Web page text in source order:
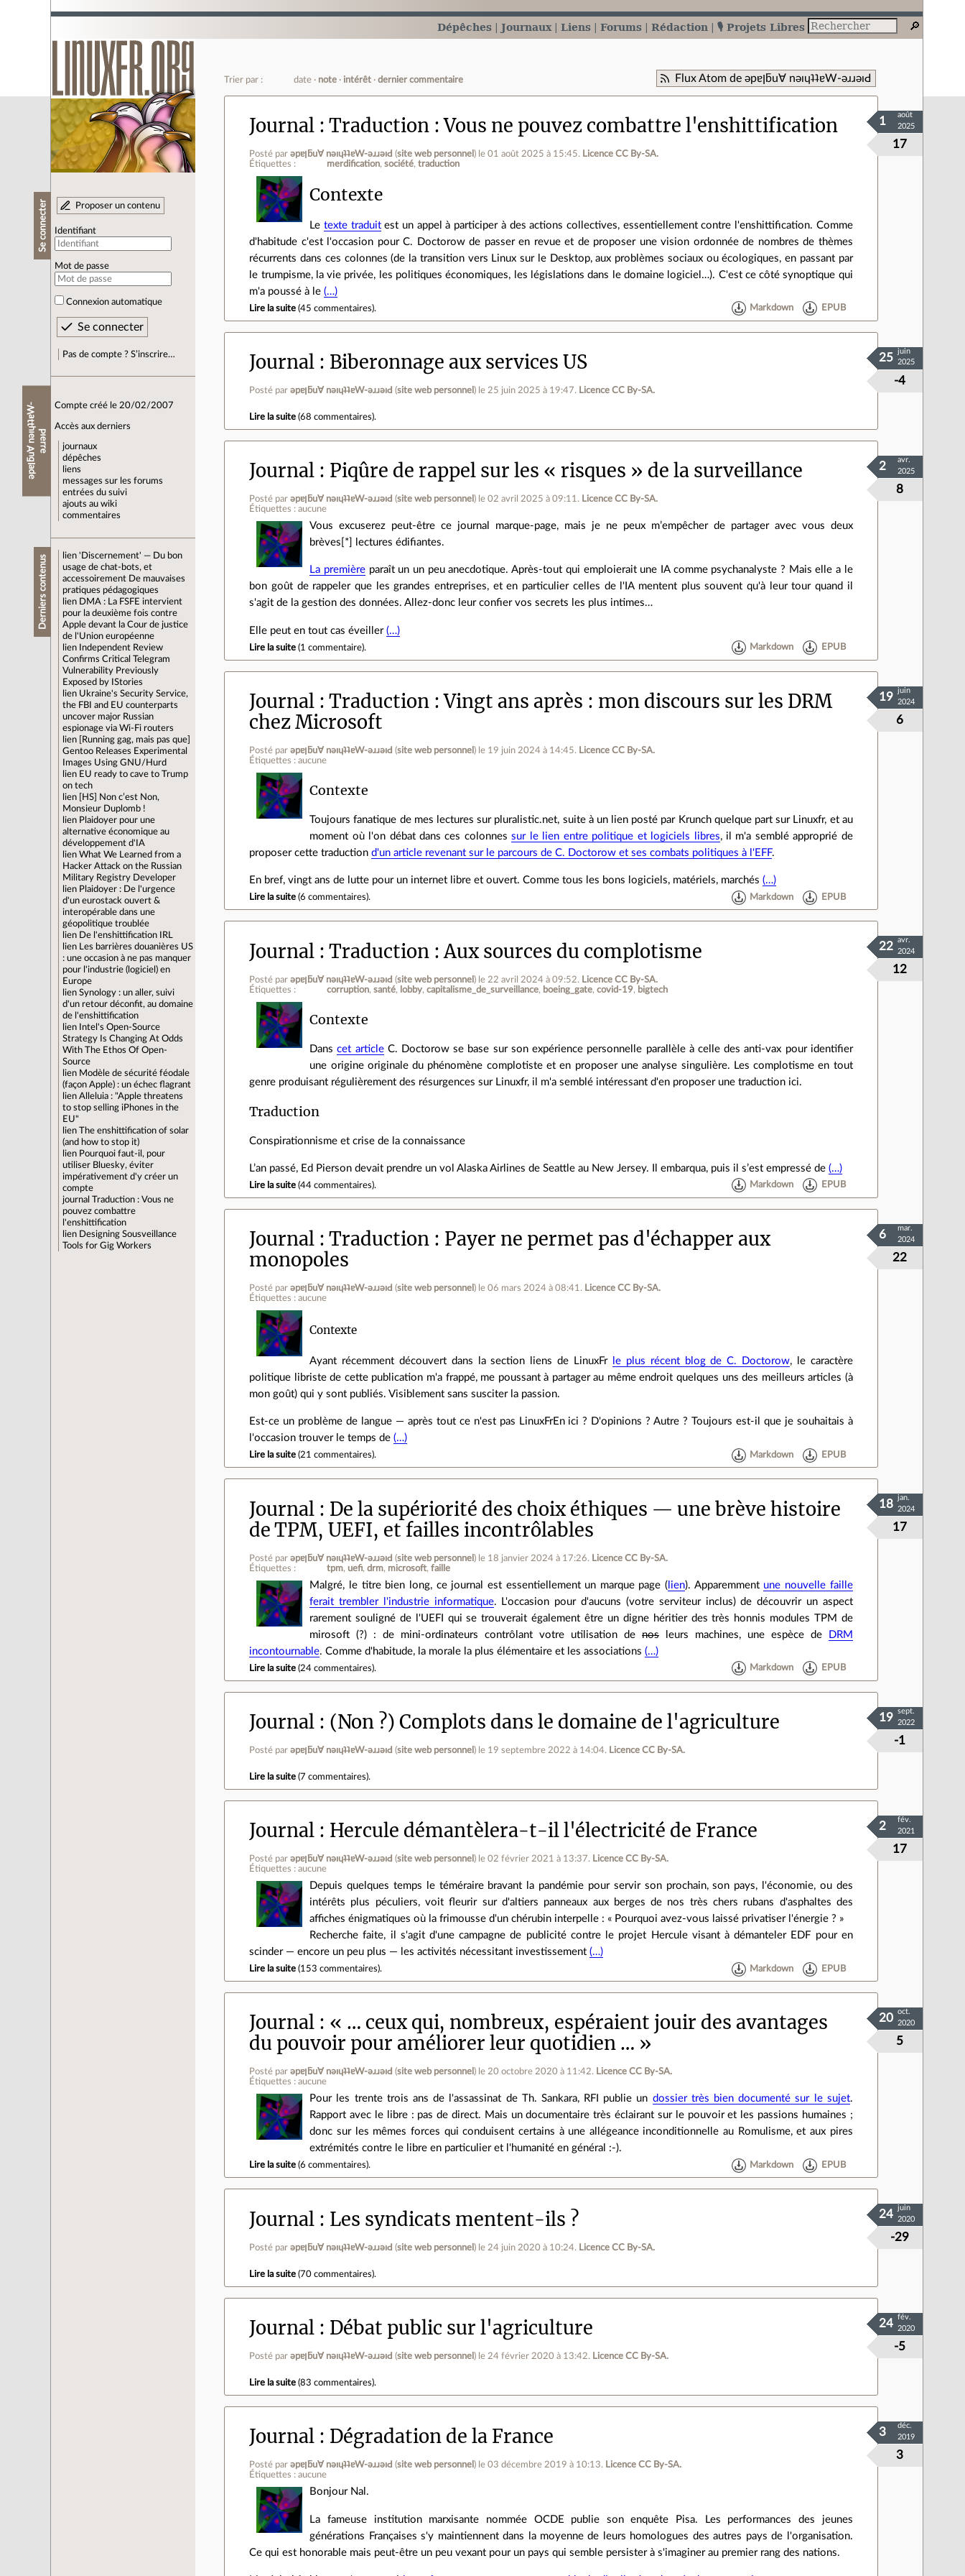
Dépêches Journaux Liens Forums Rédaction 🎙️ Projets Libres
Se connecter Proposer un contenu
Identifiant
Mot de passe
Connexion automatique
Pas de compte ? S’inscrire…
ǝ
p
ɐ
ן
ƃ
u
∀
n
ǝ
ı
ɥ
ʇ
ʇ
ɐ
W
-
ǝ
ɹ
ɹ
ǝ
ı
Ԁ
Compte créé le 20/02/2007
Accès aux derniers
journaux
dépêches
liens
messages sur les forums
entrées du suivi
ajouts au wiki
commentaires
Derniers contenus lien 'Discernement' — Du bon
usage de chat-bots, et
accessoirement De mauvaises
pratiques pédagogiques
lien DMA : La FSFE intervient
pour la deuxième fois contre
Apple devant la Cour de justice
de l'Union européenne
lien
Independent Review
Confirms Critical Telegram
Vulnerability Previously
Exposed by IStories
lien Ukraine's Security Service,
the FBI and EU counterparts
uncover major Russian
espionage via Wi-Fi routers
lien
[Running gag, mais pas que]
Gentoo Releases Experimental
Images Using GNU/Hurd
lien EU ready to cave to Trump
on tech
lien
[HS] Non c’est Non,
Monsieur Duplomb !
lien Plaidoyer pour une
alternative économique au
développement d'IA
lien What We Learned from a
Hacker Attack on the Russian
Military Registry Developer
lien Plaidoyer : De l'urgence
d'un eurostack ouvert &
interopérable dans une
géopolitique troublée
lien De l'enshittification IRL
lien
Les barrières douanières US
: une occasion à ne pas manquer
pour l'industrie (logiciel) en
Europe
lien Synology : un aller, suivi
d'un retour déconfit, au domaine
de l'enshittification
lien
Intel's Open-Source
Strategy Is Changing At Odds
With The Ethos Of Open-
Source
lien Modèle de sécurité féodale
(façon Apple) : un échec flagrant
lien Alleluia : "Apple threatens
to stop selling iPhones in the
EU"
lien The enshittification of solar
(and how to stop it)
lien Pourquoi faut-il, pour
utiliser Bluesky, éviter
impérativement d'y créer un
compte
journal Traduction : Vous ne
pouvez combattre
l'enshittification
lien Designing Sousveillance
Tools for Gig Workers
Flux Atom de ǝpɐןƃu∀ nǝıɥʇʇɐW-ǝɹɹǝıԀ Trier par : date note intérêt dernier commentaire
Journal Traduction : Vous ne pouvez combattre l'enshittification
Posté par ǝpɐןƃu∀ nǝıɥʇʇɐW-ǝɹɹǝıԀ (site web personnel ) le 01 août 2025 à 15:45. Licence CC By‑SA.
Étiquettes :
merdification société traduction
17
1
août
2025
Contexte
Le texte traduitest un appel à participer à des actions collectives, essentiellement contre l'enshittification. Comme
d'habitude c'est l'occasion pour C. Doctorow de passer en revue et de proposer une vision ordonnée de nombres de thèmes
récurrents dans ces colonnes (de la transition vers Linux sur le Desktop, aux problèmes sociaux ou écologiques, en passant par
le trumpisme, la vie privée, les politiques économiques, les législations dans le domaine logiciel…). C'est ce côté synoptique qui
m'a poussé à le(…)
Lire la suite (45 commentaires). Markdown EPUB
Journal Biberonnage aux services US
Posté par ǝpɐןƃu∀ nǝıɥʇʇɐW-ǝɹɹǝıԀ (site web personnel ) le 25 juin 2025 à 19:47. Licence CC By‑SA.
-4
25
juin
2025
Lire la suite (68 commentaires).
Journal Piqûre de rappel sur les « risques » de la surveillance
Posté par ǝpɐןƃu∀ nǝıɥʇʇɐW-ǝɹɹǝıԀ (site web personnel ) le 02 avril 2025 à 09:11 . Licence CC By‑SA.
Étiquettes : aucune
8
2
avr.
2025
Vous excuserez peut-être ce journal marque-page, mais je ne peux m’empêcher de partager avec vous deux
brèves[*] lectures édifiantes.
La premièreparaît un un peu anecdotique. Après-tout qui emploierait une IA comme psychanalyste ? Mais elle a le
bon goût de rappeler que les grandes entreprises, et en particulier celles de l'IA mentent plus souvent qu'à leur tour quand il
s'agit de la gestion des données. Allez-donc leur confier vos secrets les plus intimes…
Elle peut en tout cas éveiller(…)
Lire la suite (1 commentaire). Markdown EPUB
Journal
Traduction : Vingt ans après : mon discours sur les DRM
chez Microsoft
Posté par ǝpɐןƃu∀ nǝıɥʇʇɐW-ǝɹɹǝıԀ (site web personnel ) le 19 juin 2024 à 14:45. Licence CC By‑SA.
Étiquettes : aucune
6
19
juin
2024
Contexte
Toujours fanatique de mes lectures sur pluralistic.net, suite à un lien posté par Krunch quelque part sur Linuxfr, et au
moment où l'on débat dans ces colonnessur le lien entre politique et logiciels libres, il m'a semblé approprié de
proposer cette traductiond'un article revenant sur le parcours de C. Doctorow et ses combats politiques à l'EFF.
En bref, vingt ans de lutte pour un internet libre et ouvert. Comme tous les bons logiciels, matériels, marchés(…)
Lire la suite (6 commentaires). Markdown EPUB
Journal Traduction : Aux sources du complotisme
Posté par ǝpɐןƃu∀ nǝıɥʇʇɐW-ǝɹɹǝıԀ (site web personnel ) le 22 avril 2024 à 09:52. Licence CC By‑SA.
Étiquettes :
corruption santé lobby capitalisme_de_surveillance boeing_gate covid-19 bigtech
12
22
avr.
2024
Contexte
Danscet articleC. Doctorow se base sur son expérience personnelle parallèle à celle des anti-vax pour identifier
une origine originale du phénomène complotiste et en proposer une analyse singulière. Les complotisme en tout
genre produisant régulièrement des résurgences sur Linuxfr, il m'a semblé intéressant d'en proposer une traduction ici.
Traduction
Conspirationnisme et crise de la connaissance
L’an passé, Ed Pierson devait prendre un vol Alaska Airlines de Seattle au New Jersey. Il embarqua, puis il s’est empressé de(…)
Lire la suite (44 commentaires). Markdown EPUB
Journal
Traduction : Payer ne permet pas d'échapper aux
monopoles
Posté par ǝpɐןƃu∀ nǝıɥʇʇɐW-ǝɹɹǝıԀ (site web personnel ) le 06 mars 2024 à 08:41 . Licence CC By‑SA.
Étiquettes : aucune
22
6
mar.
2024
Contexte
Ayant récemment découvert dans la section liens de LinuxFr le plus récent blog de C. Doctorow, le caractère
politique libriste de cette publication m'a frappé, me poussant à partager au même endroit quelques uns des meilleurs articles (à
mon goût) qui y sont publiés. Visiblement sans susciter la passion.
Est-ce un problème de langue — après tout ce n'est pas LinuxFrEn ici ? D'opinions ? Autre ? Toujours est-il que je souhaitais à
l'occasion trouver le temps de(…)
Lire la suite (21 commentaires). Markdown EPUB
Journal
De la supériorité des choix éthiques — une brève histoire
de TPM, UEFI, et failles incontrôlables
Posté par ǝpɐןƃu∀ nǝıɥʇʇɐW-ǝɹɹǝıԀ (site web personnel ) le 18 janvier 2024 à 17:26. Licence CC By‑SA.
Étiquettes :
tpm uefi drm microsoft faille
17
18
jan.
2024
Malgré, le titre bien long, ce journal est essentiellement un marque page ( lien). Apparemment une nouvelle faille
ferait trembler l'industrie informatique. L'occasion pour d'aucuns (votre serviteur inclus) de découvrir un aspect
rarement souligné de l'UEFI qui se trouverait également être un digne héritier des très honnis modules TPM de
mirosoft (?) : de mini-ordinateurs contrôlant votre utilisation de nosleurs machines, une espèce de DRM
incontournable. Comme d'habitude, la morale la plus élémentaire et les associations(…)
Lire la suite (24 commentaires). Markdown EPUB
Journal (Non ?) Complots dans le domaine de l'agriculture
Posté par ǝpɐןƃu∀ nǝıɥʇʇɐW-ǝɹɹǝıԀ (site web personnel ) le 19 septembre 2022 à 14:04. Licence CC By‑SA.
-1
19
sept.
2022
Lire la suite (7 commentaires).
Journal Hercule démantèlera-t-il l'électricité de France
Posté par ǝpɐןƃu∀ nǝıɥʇʇɐW-ǝɹɹǝıԀ (site web personnel ) le 02 février 2021 à 13:37. Licence CC By‑SA.
Étiquettes : aucune
17
2
fév.
2021
Depuis quelques temps le téméraire bravant la pandémie pour servir son prochain, son pays, l'économie, ou des
intérêts plus péculiers, voit fleurir sur d'altiers panneaux aux berges de nos très chers rubans d'asphaltes des
affiches énigmatiques où la frimousse d'un chérubin interpelle : « Pourquoi avez-vous laissé privatiser l'énergie ? »
Recherche faite, il s'agit d'une campagne de publicité contre le projet Hercule visant à démanteler EDF pour en
scinder — encore un peu plus — les activités nécessitant investissement(…)
Lire la suite (153 commentaires). Markdown EPUB
Journal
« … ceux qui, nombreux, espéraient jouir des avantages
du pouvoir pour améliorer leur quotidien … »
Posté par ǝpɐןƃu∀ nǝıɥʇʇɐW-ǝɹɹǝıԀ (site web personnel ) le 20 octobre 2020 à 11:42. Licence CC By‑SA.
Étiquettes : aucune
5
20
oct.
2020
Pour les trente trois ans de l'assassinat de Th. Sankara, RFI publie un dossier très bien documenté sur le sujet.
Rapport avec le libre : pas de direct. Mais un documentaire très éclairant sur le pouvoir et les passions humaines ;
donc sur les mêmes forces qui conduisent certains à une allégeance inconditionnelle au Romulisme, et aux pires
extrémités contre le libre en particulier et l'humanité en général :-).
Lire la suite (6 commentaires). Markdown EPUB
Journal Les syndicats mentent-ils ?
Posté par ǝpɐןƃu∀ nǝıɥʇʇɐW-ǝɹɹǝıԀ (site web personnel ) le 24 juin 2020 à 10:24. Licence CC By‑SA.
-29
24
juin
2020
Lire la suite (70 commentaires).
Journal Débat public sur l'agriculture
Posté par ǝpɐןƃu∀ nǝıɥʇʇɐW-ǝɹɹǝıԀ (site web personnel ) le 24 février 2020 à 13:42. Licence CC By‑SA.
-5
24
fév.
2020
Lire la suite (83 commentaires).
Journal Dégradation de la France
Posté par ǝpɐןƃu∀ nǝıɥʇʇɐW-ǝɹɹǝıԀ (site web personnel ) le 03 décembre 2019 à 10:13. Licence CC By‑SA.
Étiquettes : aucune
3
3
déc.
2019
Bonjour Nal.
La fameuse institution marxisante nommée OCDE publie son enquête Pisa. Les performances des jeunes
générations Françaises s'y maintiennent dans la moyenne de leurs homologues des autres pays de l'organisation.
Ce qui est honorable mais peut-être un peu vexant pour un pays qui semble persister à s'imaginer au premier rang des nations.